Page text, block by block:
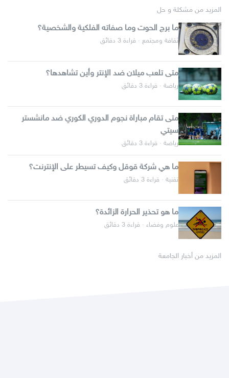
المزيد من مشكلة و حل
ما برج الحوت وما صفاته الفلكية والشخصية؟
ثقافة ومجتمع · قراءة 3 دقائق
متى تلعب ميلان ضد الإنتر وأين تشاهدها؟
رياضة · قراءة 3 دقائق
متى تقام مباراة نجوم الدوري الكوري ضد مانشستر
سيتي
رياضة · قراءة 3 دقائق
ما هي شركة قوقل وكيف تسيطر على الإنترنت؟
تقنية · قراءة 3 دقائق
ما هو تحذير الحرارة الزائدة؟
علوم وفضاء · قراءة 3 دقائق
المزيد من أخبار الجامعة